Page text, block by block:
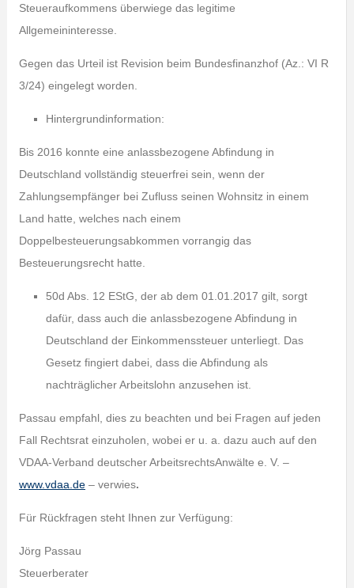
Steueraufkommens überwiege das legitime
Allgemeininteresse.
Gegen das Urteil ist Revision beim Bundesfinanzhof (Az.: VI R
3/24) eingelegt worden.
Hintergrundinformation:
Bis 2016 konnte eine anlassbezogene Abfindung in
Deutschland vollständig steuerfrei sein, wenn der
Zahlungsempfänger bei Zufluss seinen Wohnsitz in einem
Land hatte, welches nach einem
Doppelbesteuerungsabkommen vorrangig das
Besteuerungsrecht hatte.
50d Abs. 12 EStG, der ab dem 01.01.2017 gilt, sorgt
dafür, dass auch die anlassbezogene Abfindung in
Deutschland der Einkommenssteuer unterliegt. Das
Gesetz fingiert dabei, dass die Abfindung als
nachträglicher Arbeitslohn anzusehen ist.
Passau empfahl, dies zu beachten und bei Fragen auf jeden
Fall Rechtsrat einzuholen, wobei er u. a. dazu auch auf den
VDAA-Verband deutscher ArbeitsrechtsAnwälte e. V. –
www.vdaa.de– verwies.
Für Rückfragen steht Ihnen zur Verfügung:
Jörg Passau
Steuerberater